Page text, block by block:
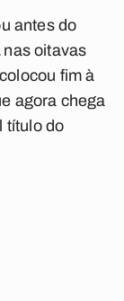
antes do
nas oitavas
fim à
agora chega
título do